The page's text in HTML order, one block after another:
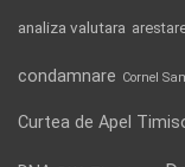
analiza valutara
condamnare Cornel
Curtea de Apel